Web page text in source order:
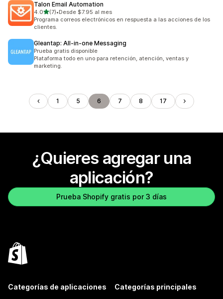
Talon Email Automation
4.0de 5 estrellas
(7)
7 reseñas en total
•Desde $7.95 al mes
Programa correos electrónicos en respuesta a las acciones de los
clientes.
Gleantap: All‑in‑one Messaging
Prueba gratis disponible
Plataforma todo en uno para retención, atención, ventas y
marketing.
1 5 6 7 8 17
¿Quieres agregar una
aplicación?
Prueba Shopify gratis por 3 días
Categorías de aplicaciones Categorías principales